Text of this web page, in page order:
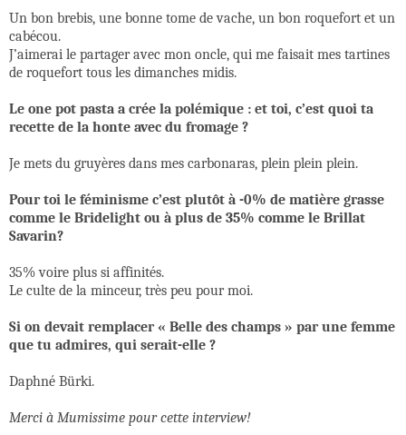
Un bon brebis, une bonne tome de vache, un bon roquefort et un
cabécou.
J’aimerai le partager avec mon oncle, qui me faisait mes tartines
de roquefort tous les dimanches midis.
Le one pot pasta a crée la polémique : et toi, c’est quoi ta
recette de la honte avec du fromage ?
Je mets du gruyères dans mes carbonaras, plein plein plein.
Pour toi le féminisme c’est plutôt à -0% de matière grasse
comme le Bridelight ou à plus de 35% comme le Brillat
Savarin?
35% voire plus si affinités.
Le culte de la minceur, très peu pour moi.
Si on devait remplacer « Belle des champs » par une femme
que tu admires, qui serait-elle ?
Daphné Bürki.
Merci à Mumissime pour cette interview!